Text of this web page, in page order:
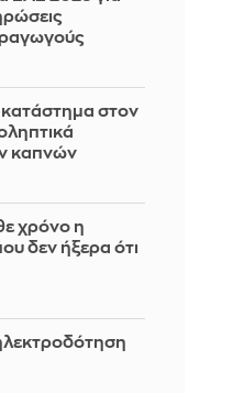
στον
καπνών
χρόνο η
δεν ήξερα ότι